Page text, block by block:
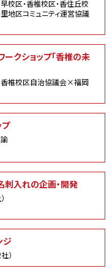
区・香椎校区・香住丘校
区コミュニティ運営協議
ークショップ「香椎の未
椎校区自治協議会×福岡
入れの企画・開発
ジ
）